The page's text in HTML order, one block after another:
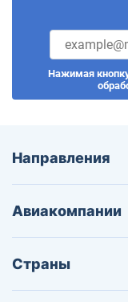
Нажимая
Направления
Авиакомпании
Страны